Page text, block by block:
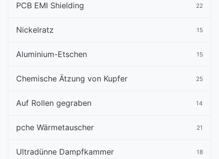
PCB EMI Shielding 22
Nickelratz 15
Aluminium-Etschen 15
Chemische Ätzung von Kupfer 25
Auf Rollen gegraben 14
pche Wärmetauscher 21
Ultradünne Dampfkammer 18